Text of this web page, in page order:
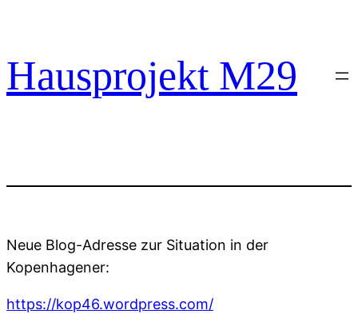
springen
Hausprojekt M29
Neue Blog-Adresse zur Situation in der
Kopenhagener:
https://kop46.wordpress.com/